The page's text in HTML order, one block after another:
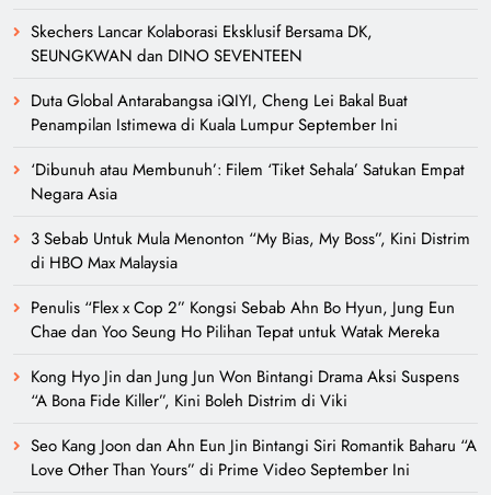
Skechers Lancar Kolaborasi Eksklusif Bersama DK,
SEUNGKWAN dan DINO SEVENTEEN
Duta Global Antarabangsa iQIYI, Cheng Lei Bakal Buat
Penampilan Istimewa di Kuala Lumpur September Ini
‘Dibunuh atau Membunuh’: Filem ‘Tiket Sehala’ Satukan Empat
Negara Asia
3 Sebab Untuk Mula Menonton “My Bias, My Boss”, Kini Distrim
di HBO Max Malaysia
Penulis “Flex x Cop 2” Kongsi Sebab Ahn Bo Hyun, Jung Eun
Chae dan Yoo Seung Ho Pilihan Tepat untuk Watak Mereka
Kong Hyo Jin dan Jung Jun Won Bintangi Drama Aksi Suspens
“A Bona Fide Killer”, Kini Boleh Distrim di Viki
Seo Kang Joon dan Ahn Eun Jin Bintangi Siri Romantik Baharu “A
Love Other Than Yours” di Prime Video September Ini